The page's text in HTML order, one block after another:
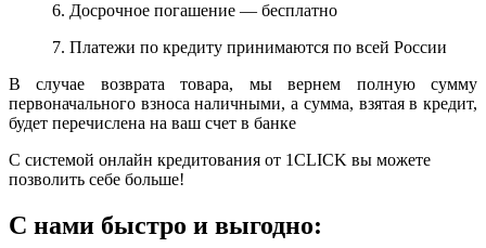
6. Досрочное погашение — бесплатно
7. Платежи по кредиту принимаются по всей России
В случае возврата товара, мы вернем полную сумму
первоначального взноса наличными, а сумма, взятая в кредит,
будет перечислена на ваш счет в банке
С системой онлайн кредитования от 1CLICK вы можете
позволить себе больше!
С нами быстро и выгодно: